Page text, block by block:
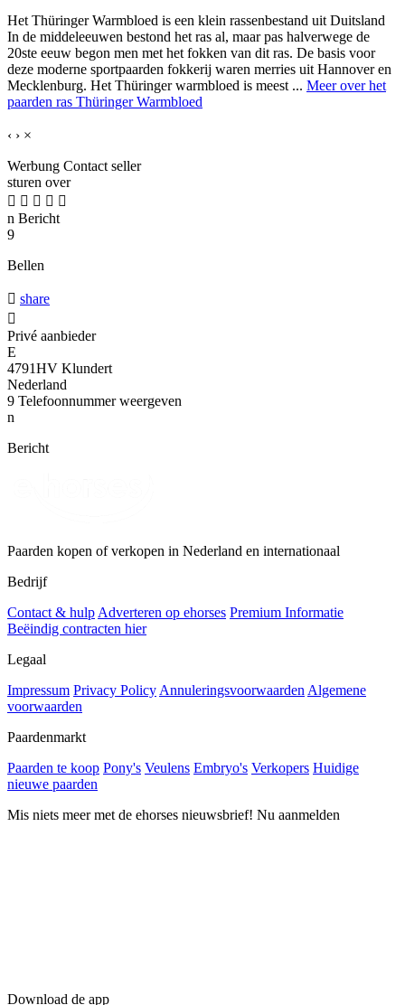
Het Thüringer Warmbloed is een klein rassenbestand uit Duitsland
In de middeleeuwen bestond het ras al, maar pas halverwege de
20ste eeuw begon men met het fokken van dit ras. De basis voor
deze moderne sportpaarden fokkerij waren merries uit Hannover en
Mecklenburg. Het Thüringer warmbloed is meest ... Meer over het
paarden ras Thüringer Warmbloed
‹ › ×
Werbung Contact seller
sturen over
    
n Bericht
9
Bellen
 share

Privé aanbieder
E
4791HV Klundert
Nederland
9 Telefoonnummer weergeven
n
Bericht
Paarden kopen of verkopen in Nederland en internationaal
Bedrijf
Contact & hulp Adverteren op ehorses Premium Informatie
Beëindig contracten hier
Legaal
Impressum Privacy Policy Annuleringsvoorwaarden Algemene
voorwaarden
Paardenmarkt
Paarden te koop Pony's Veulens Embryo's Verkopers Huidige
nieuwe paarden
Mis niets meer met de ehorses nieuwsbrief! Nu aanmelden
Download de app